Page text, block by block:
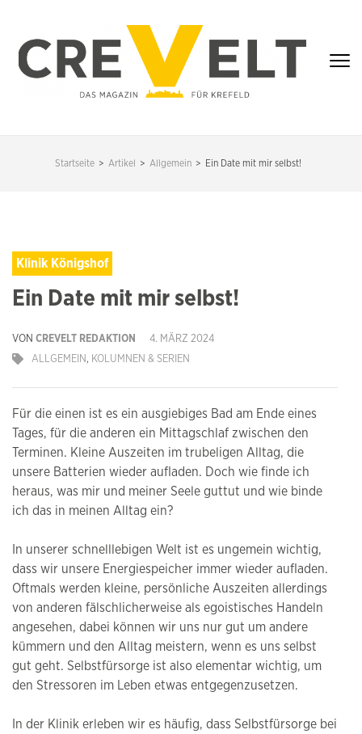
springen
(Enter
KREFELD
Startseite > Artikel > Allgemein > Ein Date mit mir selbst!
Klinik Königshof
Ein Date mit mir selbst!
VON CREVELT REDAKTION
4. MÄRZ 2024
ALLGEMEIN, KOLUMNEN & SERIEN
Für die einen ist es ein ausgiebiges Bad am Ende eines
Tages, für die anderen ein Mittagschlaf zwischen den
Terminen. Kleine Auszeiten im trubeligen Alltag, die
unsere Batterien wieder aufladen. Doch wie finde ich
heraus, was mir und meiner Seele guttut und wie binde
ich das in meinen Alltag ein?
In unserer schnelllebigen Welt ist es ungemein wichtig,
dass wir unsere Energiespeicher immer wieder aufladen.
Oftmals werden kleine, persönliche Auszeiten allerdings
von anderen fälschlicherweise als egoistisches Handeln
angesehen, dabei können wir uns nur gut um andere
kümmern und den Alltag meistern, wenn es uns selbst
gut geht. Selbstfürsorge ist also elementar wichtig, um
den Stressoren im Leben etwas entgegenzusetzen.
In der Klinik erleben wir es häufig, dass Selbstfürsorge bei